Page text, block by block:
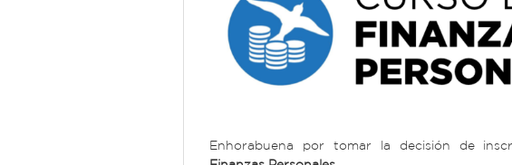
Enhorabuena por tomar la decisión de